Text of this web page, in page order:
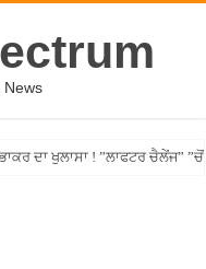
News
ਦਾ ਖੁਲਾਸਾ ! ”ਲਾਫਟਰ ਚੈਲੇਂਜ”
ਨੌਜਵਾਨ, ਸੁਣਾਈ ਹੱਡਬੀਤੀ